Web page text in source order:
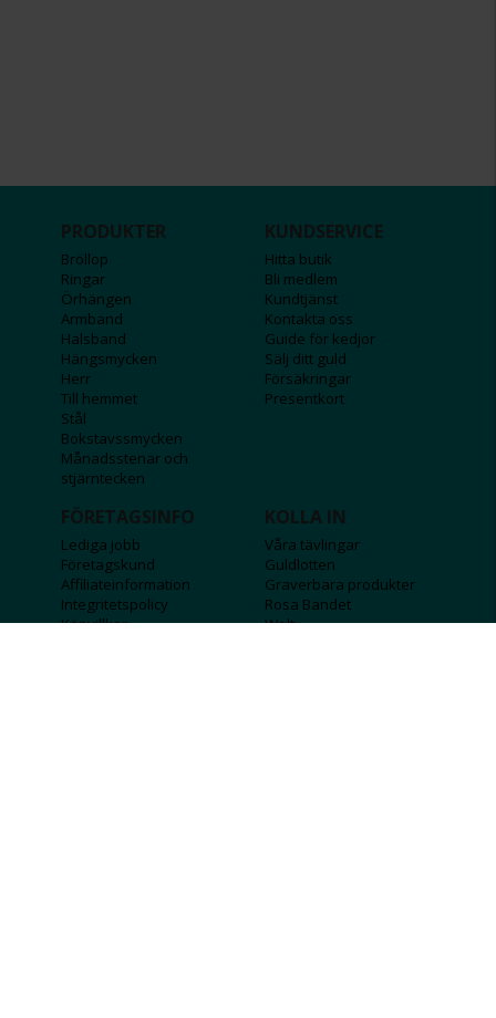
PRODUKTER
Bröllop
Ringar
Örhängen
Armband
Halsband
Hängsmycken
Herr
Till hemmet
Stål
Bokstavssmycken
Månadsstenar och
stjärntecken
KUNDSERVICE
Hitta butik
Bli medlem
Kundtjänst
Kontakta oss
Guide för kedjor
Sälj ditt guld
Försäkringar
Presentkort
FÖRETAGSINFO
Lediga jobb
Företagskund
Affiliateinformation
Integritetspolicy
Köpvillkor
KOLLA IN
Våra tävlingar
Guldlotten
Graverbara produkter
Rosa Bandet
Wolt